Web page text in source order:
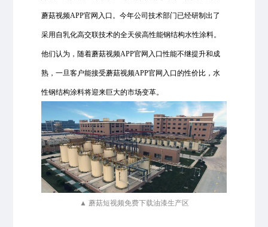
蘑菇视频APP官网入口。今年公司技术部门已经研制出了
采用自乳化高交联技术的全天侯高性能钢结构水性涂料。
他们认为，随着蘑菇视频APP官网入口性能不继提升和成
熟，一旦客户能接受蘑菇视频APP官网入口的性价比，水
性钢结构涂料将迎来巨大的市场变革。
▲ 蘑菇短视频免费下载油漆生产区